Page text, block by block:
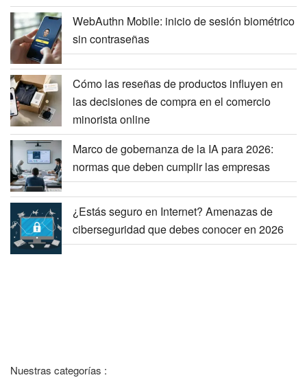
WebAuthn Mobile: inicio de sesión biométrico
sin contraseñas
Cómo las reseñas de productos influyen en
las decisiones de compra en el comercio
minorista online
Marco de gobernanza de la IA para 2026:
normas que deben cumplir las empresas
¿Estás seguro en Internet? Amenazas de
ciberseguridad que debes conocer en 2026
Nuestras categorías :